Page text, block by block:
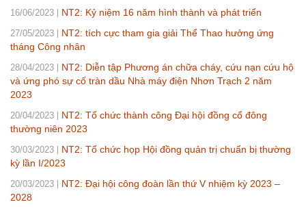
16/06/2023 NT2: Kỷ niệm 16 năm hình thành và phát triển
27/05/2023
NT2: tích cực tham gia giải Thể Thao hưởng ứng
tháng Công nhân
28/04/2023
NT2: Diễn tập Phương án chữa cháy, cứu nạn cứu hộ
và ứng phó sự cố tràn dầu Nhà máy điện Nhơn Trạch 2 năm
2023
20/04/2023
NT2: Tổ chức thành công Đại hội đồng cổ đông
thường niên 2023
30/03/2023
NT2: Tổ chức họp Hội đồng quản trị chuẩn bị thường
kỳ lần I/2023
20/03/2023
NT2: Đại hội công đoàn lần thứ V nhiệm kỳ 2023 –
2028